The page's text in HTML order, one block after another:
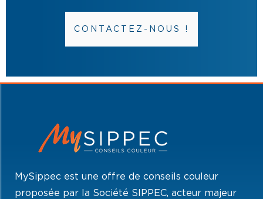
CONTACTEZ-NOUS !
MySippec est une offre de conseils couleur
proposée par la Société SIPPEC, acteur majeur